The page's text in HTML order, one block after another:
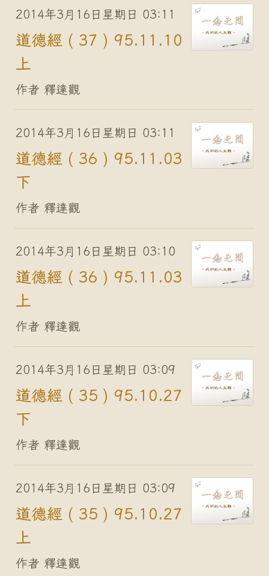
2014年3月16日星期日 03:11
道德經 ( 37 ) 95.11.10
上
作者 釋達觀
2014年3月16日星期日 03:11
道德經 ( 36 ) 95.11.03
下
作者 釋達觀
2014年3月16日星期日 03:10
道德經 ( 36 ) 95.11.03
上
作者 釋達觀
2014年3月16日星期日 03:09
道德經 ( 35 ) 95.10.27
下
作者 釋達觀
2014年3月16日星期日 03:09
道德經 ( 35 ) 95.10.27
上
作者 釋達觀